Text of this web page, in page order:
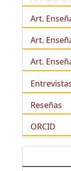
Art.
Art.
Art.
Reseñas
ORCID